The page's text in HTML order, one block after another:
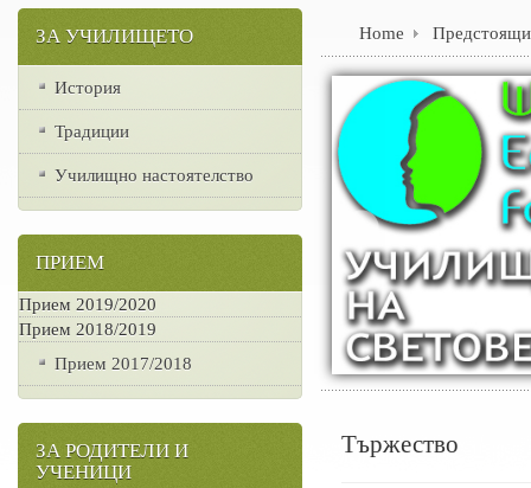
Home
Тържество
ЗА УЧИЛИЩЕТО
История
Традиции
Училищно настоятелство
ПРИЕМ
Прием 2019/2020
Прием 2018/2019
Прием 2017/2018
ЗА РОДИТЕЛИ И
УЧЕНИЦИ